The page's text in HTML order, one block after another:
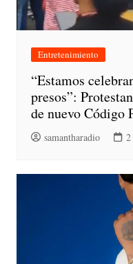
Entretenimiento
“Estamos
presos”:
de nuevo Código
samantharadio 2